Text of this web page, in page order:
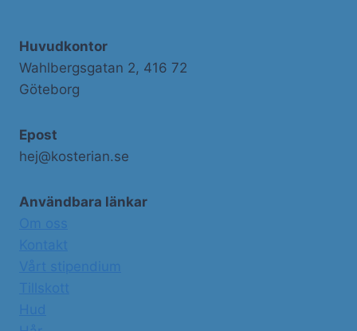
Huvudkontor
Wahlbergsgatan 2, 416 72
Göteborg
Epost
hej@kosterian.se
Användbara länkar